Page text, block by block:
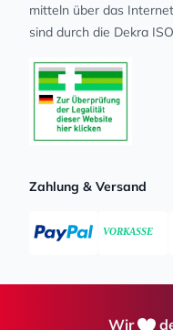
mit­teln über das
sind durch die Dekra
Zahlung & Versand
Wir